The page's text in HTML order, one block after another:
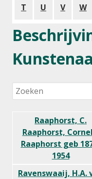
T U V W
Raaphorst, C.
Raaphorst,
Raaphorst geb
1954
Ravenswaaij, H.A.